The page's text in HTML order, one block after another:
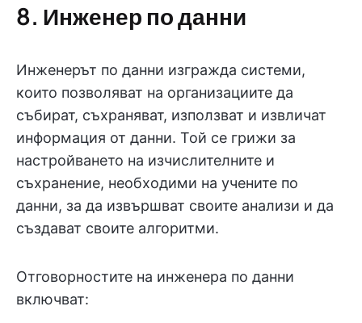
8. Инженер по данни
Инженерът по данни изгражда системи,
които позволяват на организациите да
събират, съхраняват, използват и извличат
информация от данни. Той се грижи за
настройването на изчислителните и
съхранение, необходими на учените по
данни, за да извършват своите анализи и да
създават своите алгоритми.
Отговорностите на инженера по данни
включват: